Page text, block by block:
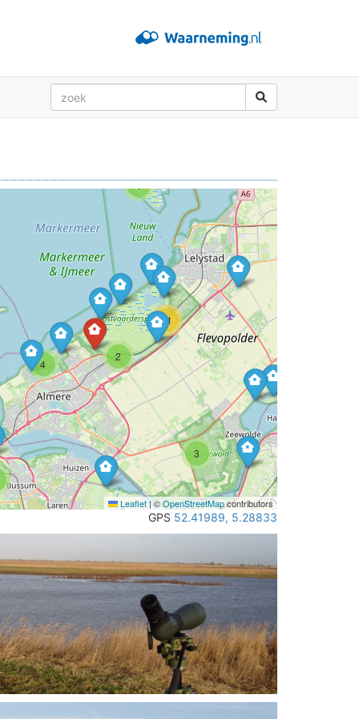
2
11
4
3
4
2
Leaflet |©OpenStreetMapcontributors
GPS 52.41989, 5.28833